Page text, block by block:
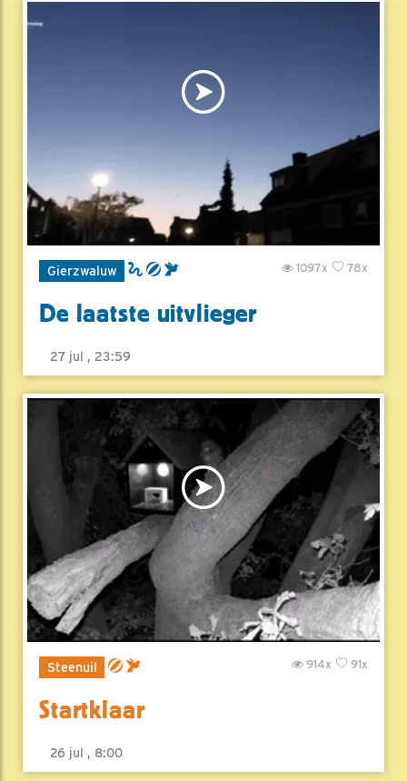
Gierzwaluw 78x
1097x
De laatste uitvlieger
27 jul , 23:59
Steenuil 91x
914x
Startklaar
26 jul , 8:00